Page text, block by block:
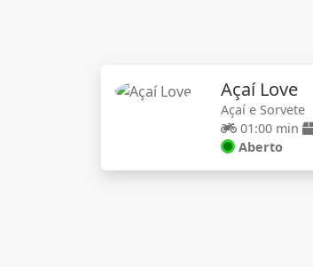
Açaí Love
Açaí e Sorvete
01:00 min
Aberto